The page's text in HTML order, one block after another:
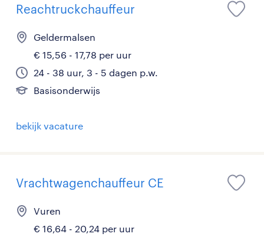
Reachtruckchauffeur
Geldermalsen
€ 15,56 - 17,78 per uur
24 - 38 uur, 3 - 5 dagen p.w.
Basisonderwijs
bekijk vacature
Vrachtwagenchauffeur CE
Vuren
€ 16,64 - 20,24 per uur